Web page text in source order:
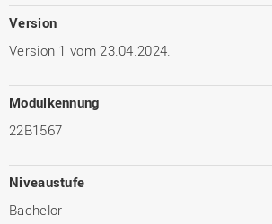
Version
Version 1 vom 23.04.2024.
Modulkennung
22B1567
Niveaustufe
Bachelor